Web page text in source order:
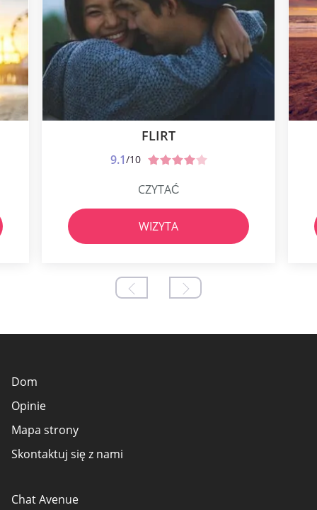
FLIRT
9.1/10
CZYTAĆ
WIZYTA
Dom
Opinie
Mapa strony
Skontaktuj się z nami
Chat Avenue